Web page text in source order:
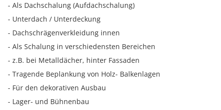
- Als Dachschalung (Aufdachschalung)
- Unterdach / Unterdeckung
- Dachschrägenverkleidung innen
- Als Schalung in verschiedensten Bereichen
- z.B. bei Metalldächer, hinter Fassaden
- Tragende Beplankung von Holz- Balkenlagen
- Für den dekorativen Ausbau
- Lager- und Bühnenbau